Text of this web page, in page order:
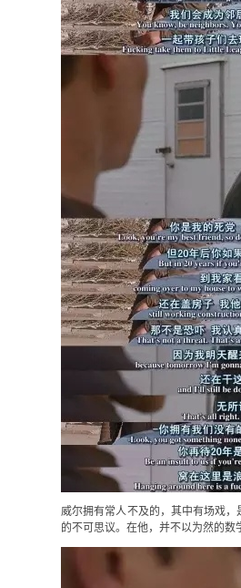
威尔拥有常人不及的，其中有场戏
的不可思议。在他，并不以为然的数